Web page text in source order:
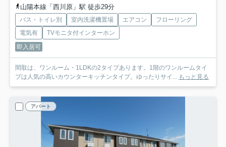
山陽本線「西川原」駅 徒歩29分
バス・トイレ別 室内洗濯機置場 エアコン
フローリング
電気有
TVモニタ付インターホン
即入居可
間取は、ワンルーム・1LDKの2タイプあります。1階のワンルームタイ
プは人気の高いカウンターキッチンタイプ。ゆったりサイ...
もっと見る
アパート